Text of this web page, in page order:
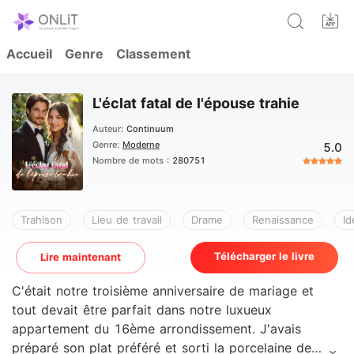
Accueil Genre Classement
L'éclat fatal de l'épouse trahie
Auteur: Continuum
Genre: Moderne
Nombre de mots : 280751
5.0
Trahison Lieu de travail Drame Renaissance
Lire maintenant Télécharger le livre
C'était notre troisième anniversaire de mariage et
tout devait être parfait dans notre luxueux
appartement du 16ème arrondissement. J'avais
préparé son plat préféré et sorti la porcelaine de